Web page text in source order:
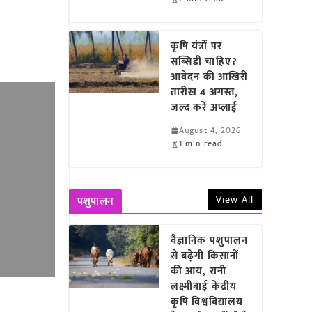
कृषि यंत्रों पर
सब्सिडी चाहिए?
आवेदन की आखिरी
तारीख 4 अगस्त,
जल्द करें अप्लाई
August 4, 2026
1 min read
पशुपालन View All
वैज्ञानिक पशुपालन
से बढ़ेगी किसानों
की आय, रानी
लक्ष्मीबाई केंद्रीय
कृषि विश्वविद्यालय